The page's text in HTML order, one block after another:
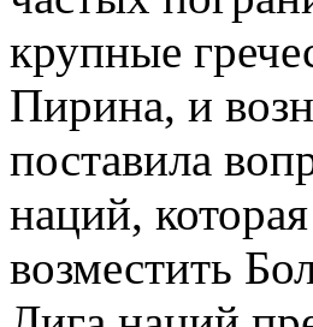
крупные
Пирина, и
поставила
наций,
возместить